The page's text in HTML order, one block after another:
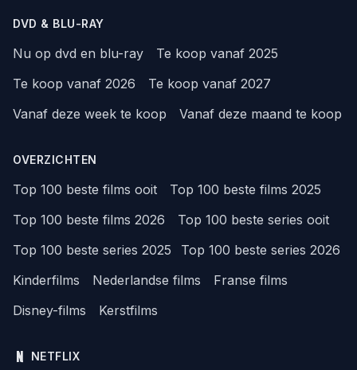
DVD & BLU-RAY
Nu op dvd en blu-ray
Te koop vanaf 2025
Te koop vanaf 2026
Te koop vanaf 2027
Vanaf deze week te koop
Vanaf deze maand te koop
OVERZICHTEN
Top 100 beste films ooit
Top 100 beste films 2025
Top 100 beste films 2026
Top 100 beste series ooit
Top 100 beste series 2025
Top 100 beste series 2026
Kinderfilms
Nederlandse films
Franse films
Disney-films
Kerstfilms
NETFLIX